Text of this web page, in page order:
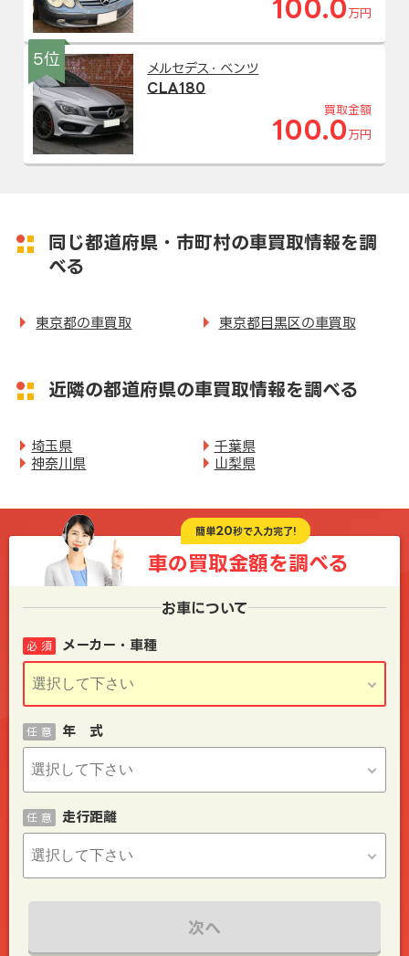
100.0 万円
5位
メルセデス・ベンツ
CLA180
買取金額
100.0 万円
同じ都道府県・市町村の車買取情報を調
べる
東京都の車買取 東京都目黒区の車買取
近隣の都道府県の車買取情報を調べる
埼玉県
千葉県
神奈川県
山梨県
簡単20秒で入力完了!
車の買取金額を調べる
お車について
メーカー・車種
必 須
年 式
任 意
走行距離
任 意
次へ